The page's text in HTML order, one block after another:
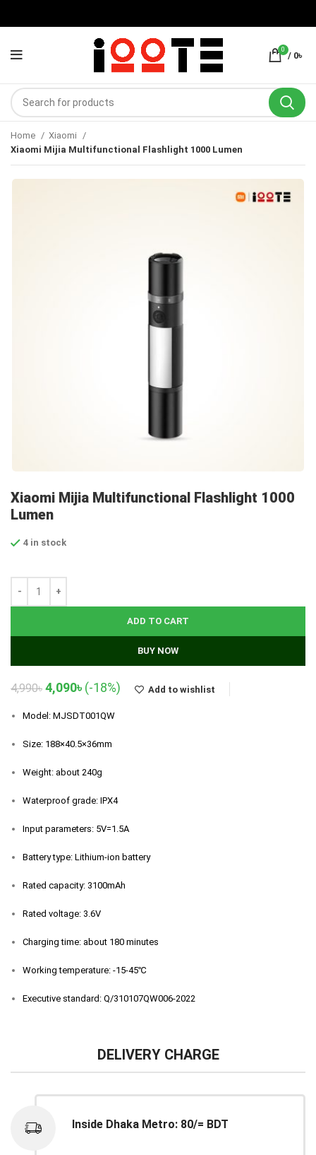
0
/ 0৳
Home
Xiaomi
Xiaomi Mijia Multifunctional Flashlight 1000 Lumen
Xiaomi Mijia Multifunctional Flashlight 1000
Lumen
4 in stock
ADD TO CART
BUY NOW
4,990৳ Original
was:
4,090৳Current
is:
(-18%) Add to wishlist
Model: MJSDT001QW
Size: 188×40.5×36mm
Weight: about 240g
Waterproof grade: IPX4
Input parameters: 5V=1.5A
Battery type: Lithium-ion battery
Rated capacity: 3100mAh
Rated voltage: 3.6V
Charging time: about 180 minutes
Working temperature: -15-45℃
Executive standard: Q/310107QW006-2022
DELIVERY CHARGE
Inside Dhaka Metro: 80/= BDT